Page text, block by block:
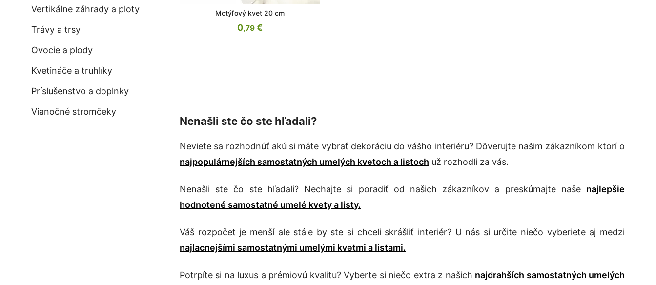
Vertikálne záhrady a ploty
Trávy a trsy
Ovocie a plody
Kvetináče a truhlíky
Príslušenstvo a doplnky
Vianočné stromčeky
Motýľový kvet 20 cm
0,79 €
Nenašli ste čo ste hľadali?
Neviete sa rozhodnúť akú si máte vybrať dekoráciu do vášho interiéru? Dôverujte našim zákazníkom ktorí o
najpopulárnejších samostatných umelých kvetoch a listoch už rozhodli za vás.
Nenašli ste čo ste hľadali? Nechajte si poradiť od našich zákazníkov a preskúmajte naše najlepšie
hodnotené samostatné umelé kvety a listy.
Váš rozpočet je menší ale stále by ste si chceli skrášliť interiér? U nás si určite niečo vyberiete aj medzi
najlacnejšími samostatnými umelými kvetmi a listami.
Potrpíte si na luxus a prémiovú kvalitu? Vyberte si niečo extra z našich najdrahších samostatných umelých